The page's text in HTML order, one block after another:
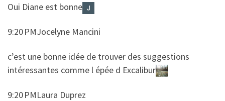
​​Oui Diane est bonne
9:20 PMJocelyne Mancini
​​c’est une bonne idée de trouver des suggestions
intéressantes comme l épée d Excalibur
9:20 PMLaura Duprez